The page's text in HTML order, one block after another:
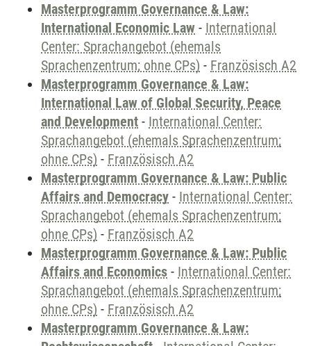
Masterprogramm Governance & Law:
International Economic Law - International
Center: Sprachangebot (ehemals
Sprachenzentrum; ohne CPs) - Französisch A2
Masterprogramm Governance & Law:
International Law of Global Security, Peace
and Development - International Center:
Sprachangebot (ehemals Sprachenzentrum;
ohne CPs) - Französisch A2
Masterprogramm Governance & Law: Public
Affairs and Democracy - International Center:
Sprachangebot (ehemals Sprachenzentrum;
ohne CPs) - Französisch A2
Masterprogramm Governance & Law: Public
Affairs and Economics - International Center:
Sprachangebot (ehemals Sprachenzentrum;
ohne CPs) - Französisch A2
Masterprogramm Governance & Law: